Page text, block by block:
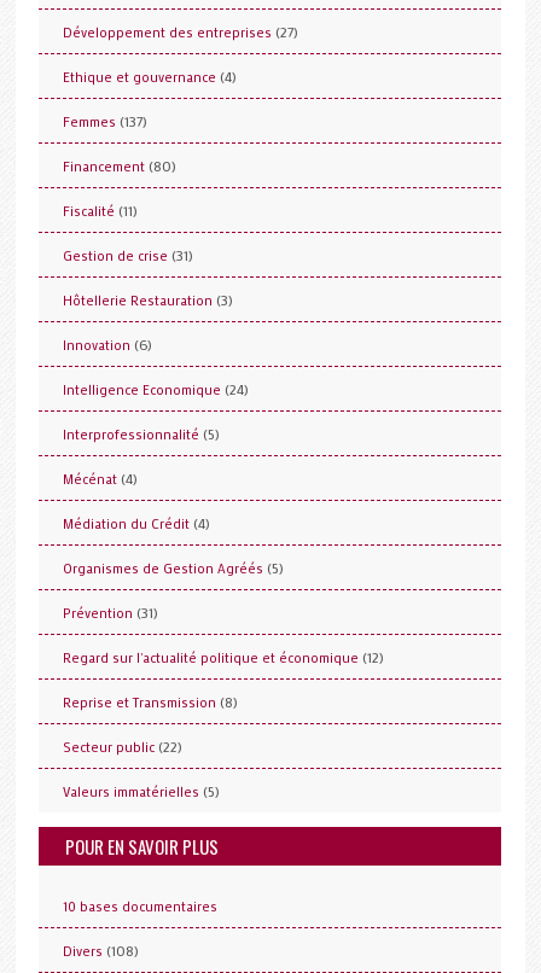
Développement des entreprises (27)
Ethique et gouvernance (4)
Femmes (137)
Financement (80)
Fiscalité (11)
Gestion de crise (31)
Hôtellerie Restauration (3)
Innovation (6)
Intelligence Economique (24)
Interprofessionnalité (5)
Mécénat (4)
Médiation du Crédit (4)
Organismes de Gestion Agréés (5)
Prévention (31)
Regard sur l'actualité politique et économique (12)
Reprise et Transmission (8)
Secteur public (22)
Valeurs immatérielles (5)
POUR EN SAVOIR PLUS
10 bases documentaires
Divers (108)